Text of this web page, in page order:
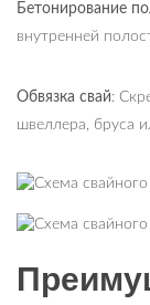
Бетонирование
внутренней
Обвязка свай:
швеллера, бруса